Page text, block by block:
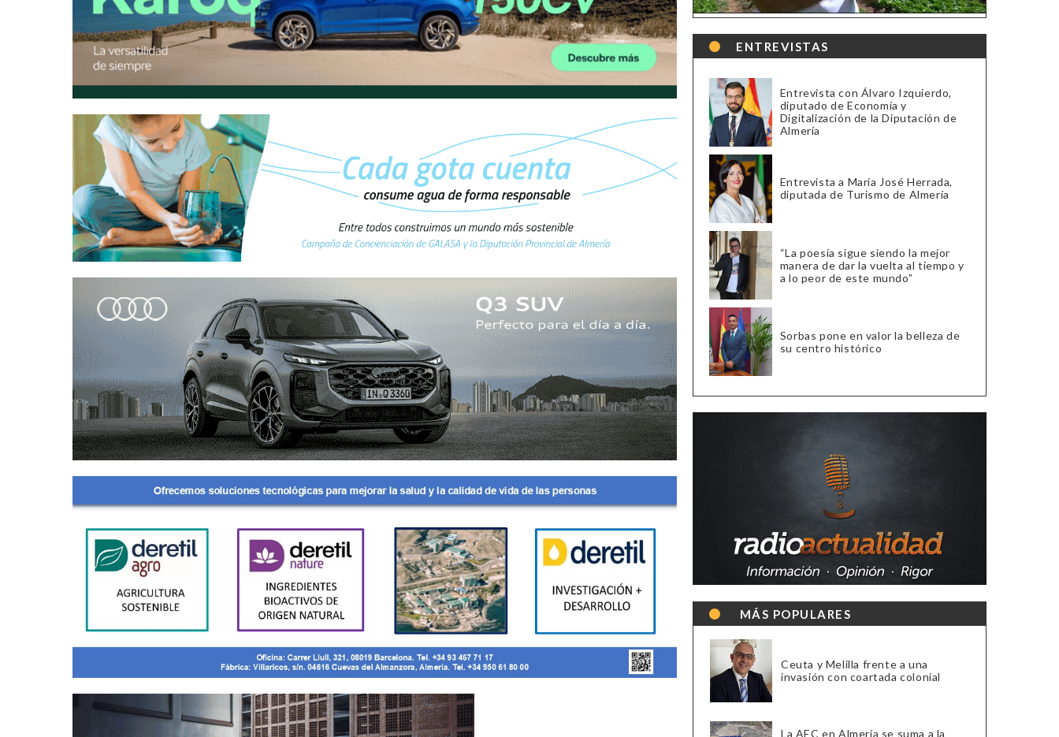
ENTREVISTAS
Entrevista con Álvaro Izquierdo,
diputado de Economía y
Digitalización de la Diputación de
Almería
Entrevista a María José Herrada,
diputada de Turismo de Almería
“La poesía sigue siendo la mejor
manera de dar la vuelta al tiempo y
a lo peor de este mundo”
Sorbas pone en valor la belleza de
su centro histórico
MÁS POPULARES
Ceuta y Melilla frente a una
invasión con coartada colonial
La AEC en Almería se suma a la